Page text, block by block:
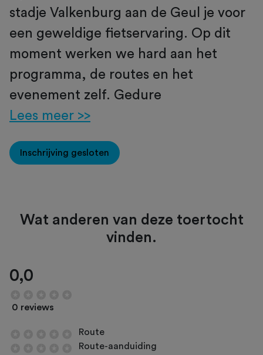
stadje Valkenburg aan de Geul je voor
een geweldige fietservaring. Op dit
moment werken we hard aan het
programma, de routes en het
evenement zelf. Gedure
Lees meer >>
Inschrijving gesloten
Wat anderen van deze toertocht
vinden.
0,0
0 reviews
Route
Route-aanduiding